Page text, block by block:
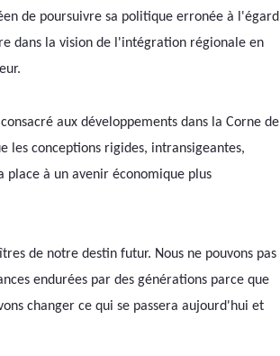
de poursuivre sa politique erronée à l'égard
dans la vision de l'intégration régionale en
aux développements dans la Corne de
les conceptions rigides, intransigeantes,
place à un avenir économique plus
de notre destin futur. Nous ne pouvons pas
endurées par des générations parce que
changer ce qui se passera aujourd'hui et